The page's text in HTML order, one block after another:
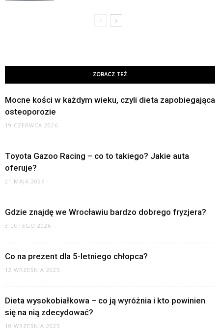
ZOBACZ TEŻ
Mocne kości w każdym wieku, czyli dieta zapobiegająca
osteoporozie
19 CZERWCA 2026
Toyota Gazoo Racing – co to takiego? Jakie auta
oferuje?
21 MAJA 2026
Gdzie znajdę we Wrocławiu bardzo dobrego fryzjera?
3 LUTEGO 2026
Co na prezent dla 5-letniego chłopca?
12 WRZEŚNIA 2025
Dieta wysokobiałkowa – co ją wyróżnia i kto powinien
się na nią zdecydować?
10 WRZEŚNIA 2025